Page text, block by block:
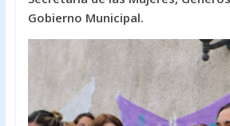
o
k
p
p
Gobierno Municipal.